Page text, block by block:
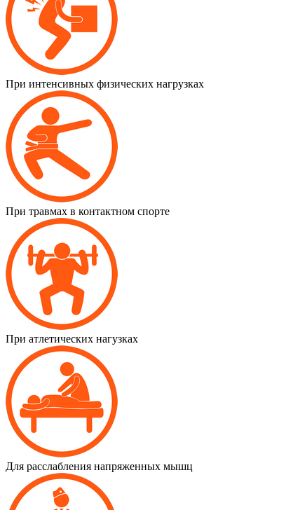
При интенсивных физических нагрузках
При травмах в контактном спорте
При атлетических нагузках
Для расслабления напряженных мышц